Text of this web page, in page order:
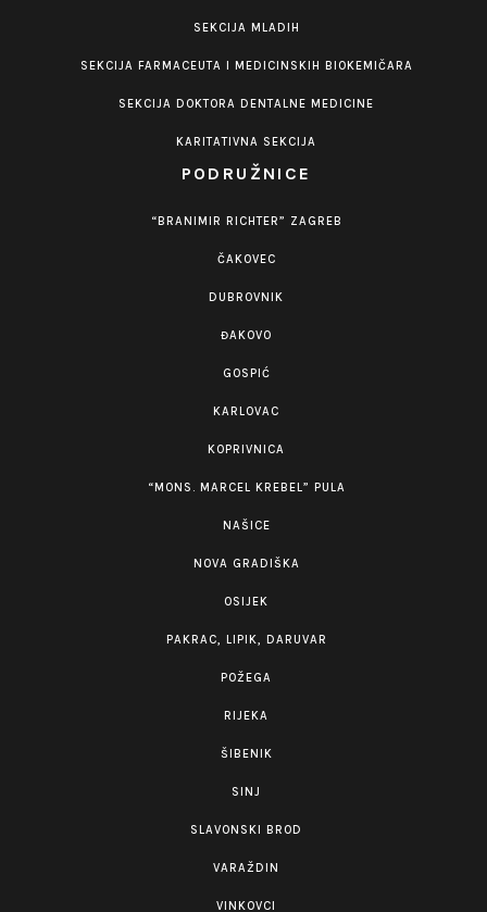
SEKCIJA MLADIH
SEKCIJA FARMACEUTA I MEDICINSKIH BIOKEMIČARA
SEKCIJA DOKTORA DENTALNE MEDICINE
KARITATIVNA SEKCIJA
PODRUŽNICE
“BRANIMIR RICHTER” ZAGREB
ČAKOVEC
DUBROVNIK
ĐAKOVO
GOSPIĆ
KARLOVAC
KOPRIVNICA
“MONS. MARCEL KREBEL” PULA
NAŠICE
NOVA GRADIŠKA
OSIJEK
PAKRAC, LIPIK, DARUVAR
POŽEGA
RIJEKA
ŠIBENIK
SINJ
SLAVONSKI BROD
VARAŽDIN
VINKOVCI